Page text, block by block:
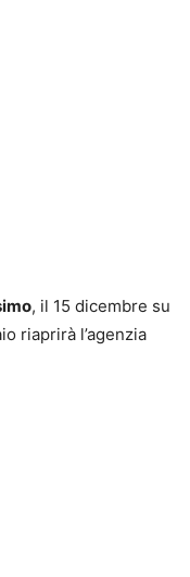
, il 15 dicembre su
riaprirà l’agenzia